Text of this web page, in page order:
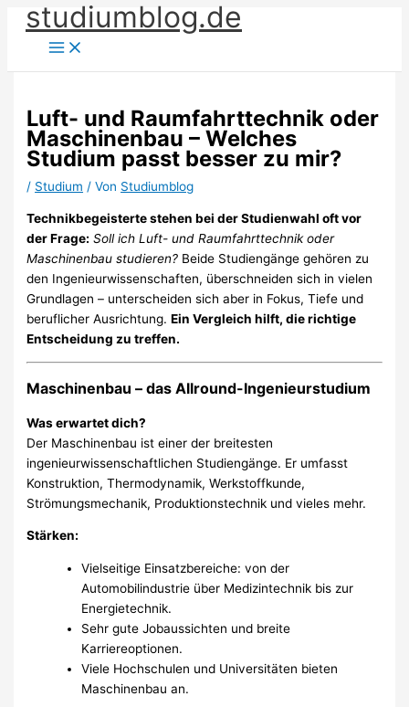
Zum
Inhalt
springen
studiumblog.de
Luft- und Raumfahrttechnik oder
Maschinenbau – Welches
Studium passt besser zu mir?
/ Studium / Von Studiumblog
Technikbegeisterte stehen bei der Studienwahl oft vor
der Frage: Soll ich Luft- und Raumfahrttechnik oder
Maschinenbau studieren? Beide Studiengänge gehören zu
den Ingenieurwissenschaften, überschneiden sich in vielen
Grundlagen – unterscheiden sich aber in Fokus, Tiefe und
beruflicher Ausrichtung.Ein Vergleich hilft, die richtige
Entscheidung zu treffen.
Maschinenbau – das Allround-Ingenieurstudium
Was erwartet dich?
Der Maschinenbau ist einer der breitesten
ingenieurwissenschaftlichen Studiengänge. Er umfasst
Konstruktion, Thermodynamik, Werkstoffkunde,
Strömungsmechanik, Produktionstechnik und vieles mehr.
Stärken:
Vielseitige Einsatzbereiche: von der
Automobilindustrie über Medizintechnik bis zur
Energietechnik.
Sehr gute Jobaussichten und breite
Karriereoptionen.
Viele Hochschulen und Universitäten bieten
Maschinenbau an.